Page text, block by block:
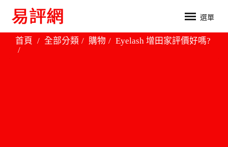
選單
首頁 全部分類 購物 Eyelash 增田家評價好嗎?